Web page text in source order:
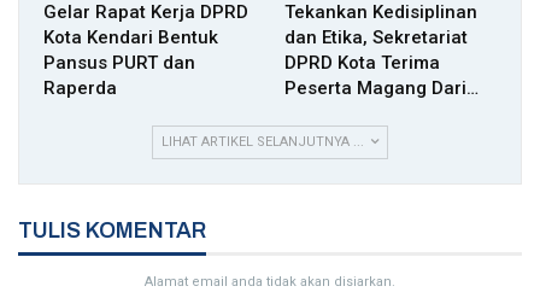
Gelar Rapat Kerja DPRD
Kota Kendari Bentuk
Pansus PURT dan
Raperda
Tekankan Kedisiplinan
dan Etika, Sekretariat
DPRD Kota Terima
Peserta Magang Dari…
LIHAT ARTIKEL SELANJUTNYA ...
TULIS KOMENTAR
Alamat email anda tidak akan disiarkan.